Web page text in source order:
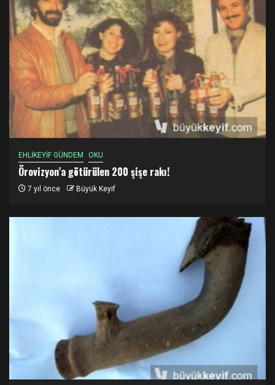
EHLİKEYİF GÜNDEM OKU
Örovizyon’a götürülen 200 şişe rakı!
7 yıl önce Büyük Keyif